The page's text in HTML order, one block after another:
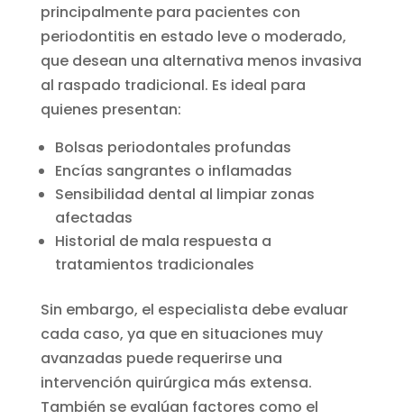
principalmente para pacientes con
periodontitis en estado leve o moderado,
que desean una alternativa menos invasiva
al raspado tradicional. Es ideal para
quienes presentan:
Bolsas periodontales profundas
Encías sangrantes o inflamadas
Sensibilidad dental al limpiar zonas
afectadas
Historial de mala respuesta a
tratamientos tradicionales
Sin embargo, el especialista debe evaluar
cada caso, ya que en situaciones muy
avanzadas puede requerirse una
intervención quirúrgica más extensa.
También se evalúan factores como el